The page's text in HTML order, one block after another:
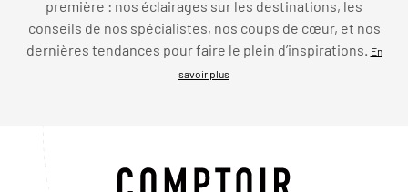
première : nos éclairages sur les destinations, les
conseils de nos spécialistes, nos coups de cœur, et nos
dernières tendances pour faire le plein d’inspirations.
En
savoir plus